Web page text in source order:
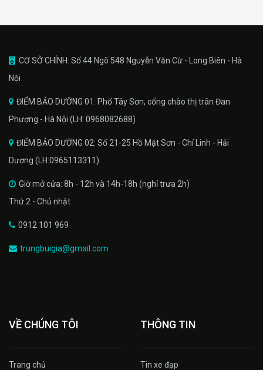
CƠ SỞ CHÍNH: Số 44 Ngõ 548 Nguyễn Văn Cừ - Long Biên - Hà
Nội
ĐIỂM BẢO DƯỠNG 01: Phố Tây Sơn, cổng chào thị trân Đan
Phượng - Hà Nội (LH: 0968082688)
ĐIỂM BẢO DƯỠNG 02: Số 21-25 Hồ Mặt Sơn - Chí Linh - Hải
Dương (LH:0965113311)
Giờ mở cửa: 8h - 12h và 14h-18h (nghỉ trưa 2h)
Thứ 2 - Chủ nhật
0912 101 969
trungbuigia@gmail.com
VỀ CHÚNG TÔI
Trang chủ
THÔNG TIN
Tin xe đạp